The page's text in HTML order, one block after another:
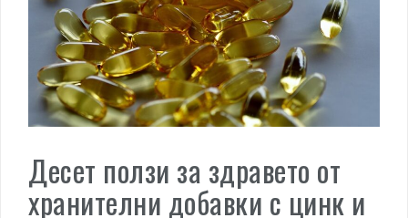
Десет ползи за здравето от
хранителни добавки с цинк и